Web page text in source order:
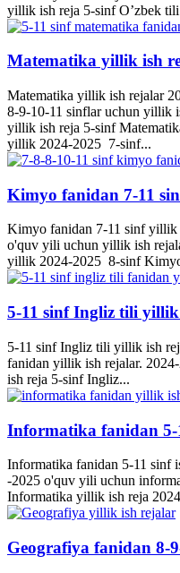
yillik ish reja 5-sinf O’zbek
Matematika yillik ish
Matematika yillik ish rejalar
8-9-10-11 sinflar uchun yillik
yillik ish reja 5-sinf
yillik 2024-2025 7-sinf...
Kimyo fanidan 7-11
Kimyo fanidan 7-11 sinf yillik
o'quv yili uchun yillik ish
yillik 2024-2025 8-sinf
5-11 sinf Ingliz tili
5-11 sinf Ingliz tili yillik ish
fanidan yillik ish rejalar.
ish reja 5-sinf Ingliz...
Informatika fanidan 5-
Informatika fanidan 5-11 sinf
-2025 o'quv yili uchun
Informatika yillik ish reja
Geografiya fanidan 8-